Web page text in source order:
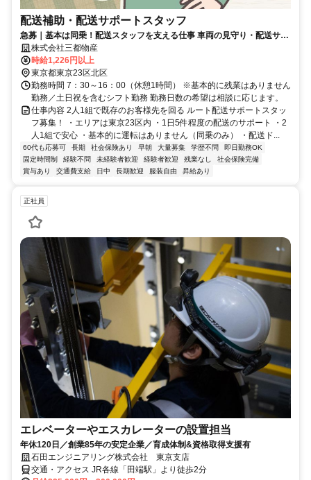
配送補助・配送サポートスタッフ
急募｜基本は同乗！配送スタッフを支える仕事 車両の見守り・配送サポ
ートスタッフ募集 未経験歓迎
株式会社三都物産
時給1,226円以上
東京都東京23区北区
勤務時間 7：30～16：00（休憩1時間） ※基本的に残業はありません
勤務／土日祝を含むシフト勤務 勤務日数の希望は相談に応じます。
仕事内容 2人1組で既存のお客様先を回る ルート配送サポートスタッ
フ募集！ ・エリアは東京23区内 ・1日5件程度の配送のサポート ・2
人1組で安心 ・基本的に運転はありません（同乗のみ） ・配送ド...
60代も応募可 長期 社会保険あり 早朝 大量募集 学歴不問
即日勤務OK
固定時間制
経験不問 未経験者歓迎 経験者歓迎 残業なし
社会保険完備
賞与あり
交通費支給 日中 長期歓迎 服装自由 昇給あり
正社員
エレベーターやエスカレーターの設置担当
年休120日／創業85年の安定企業／育成体制&資格取得支援有
石田エンジニアリング株式会社 東京支店
交通・アクセス JR各線「田端駅」より徒歩2分